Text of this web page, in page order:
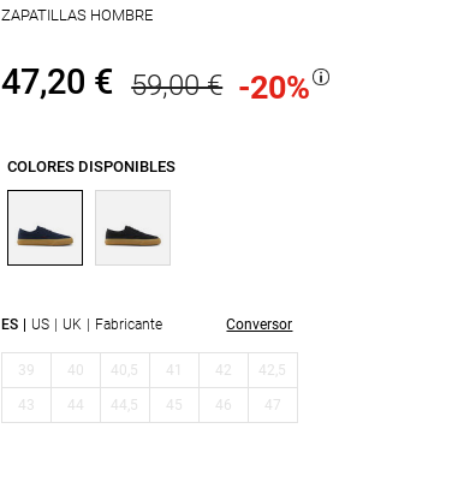
ZAPATILLAS HOMBRE
47,20 € 59,00 € -20%
COLORES DISPONIBLES
ES US UK Fabricante Conversor
39 40 40,5 41 42 42,5
43 44 44,5 45 46 47